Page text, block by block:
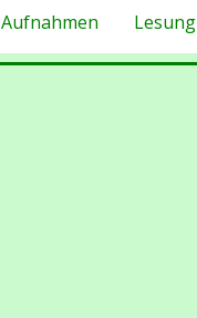
Aufnahmen Lesung